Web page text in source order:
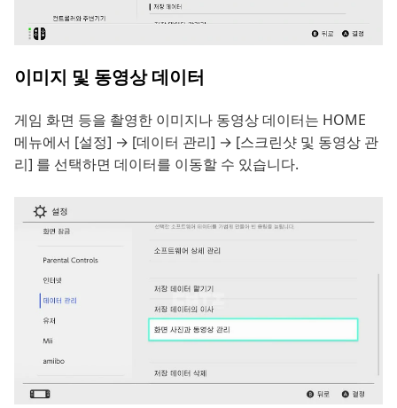
이미지 및 동영상 데이터
게임 화면 등을 촬영한 이미지나 동영상 데이터는 HOME
메뉴에서 [설정] → [데이터 관리] → [스크린샷 및 동영상 관
리] 를 선택하면 데이터를 이동할 수 있습니다.